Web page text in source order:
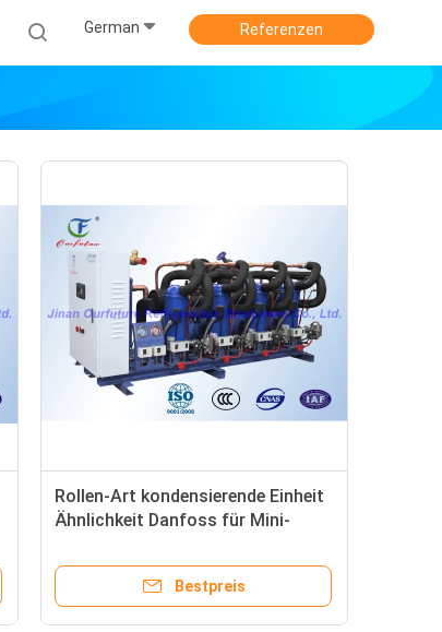
German Referenzen
Rollen-Art kondensierende Einheit
Ähnlichkeit Danfoss für Mini-
Bestpreis